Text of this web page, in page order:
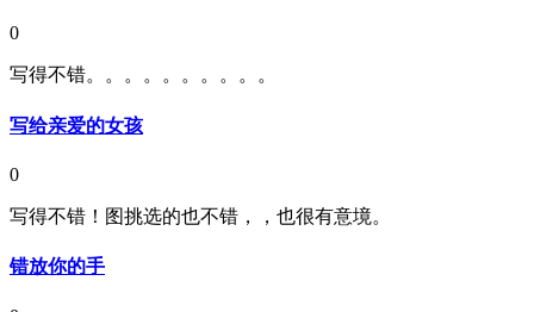
0
写得不错。。。。。。。。。。
写给亲爱的女孩
0
写得不错！图挑选的也不错，，也很有意境。
错放你的手